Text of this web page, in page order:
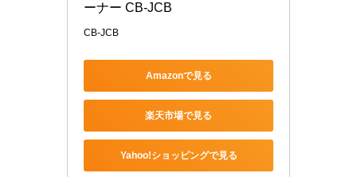
ーナー CB-JCB
CB-JCB
Amazonで見る
楽天市場で見る
Yahoo!ショッピングで見る